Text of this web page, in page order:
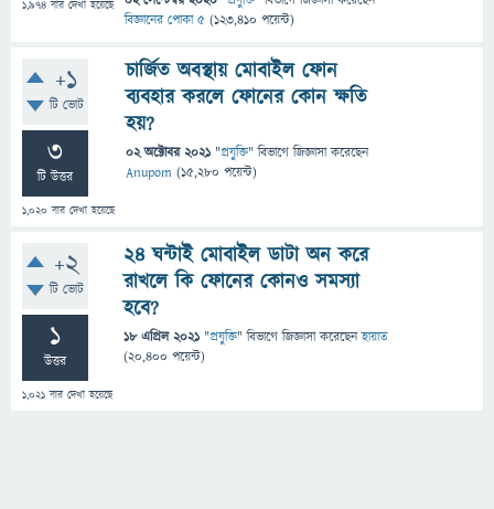
1,974 বার দেখা হয়েছে
বিজ্ঞানের পোকা ৫ (123,410 পয়েন্ট)
+1
টি ভোট
3
টি উত্তর
1,020 বার দেখা হয়েছে
চার্জিত অবস্থায় মোবাইল ফোন
ব্যবহার করলে ফোনের কোন ক্ষতি
হয়?
02 অক্টোবর 2021 "প্রযুক্তি" বিভাগে জিজ্ঞাসাকরেছেন
Anupom (15,280 পয়েন্ট)
+2
টি ভোট
1
উত্তর
1,021 বার দেখা হয়েছে
24 ঘন্টাই মোবাইল ডাটা অন করে
রাখলে কি ফোনের কোনও সমস্যা
হবে?
18 এপ্রিল 2021 "প্রযুক্তি" বিভাগে জিজ্ঞাসাকরেছেনহায়াত
(20,400 পয়েন্ট)